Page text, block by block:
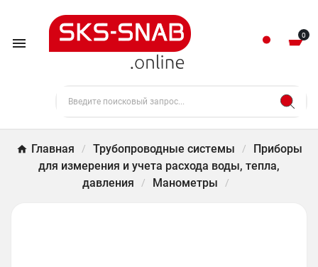
 0
Главная Трубопроводные системы
Приборы
для измерения и учета расхода воды, тепла,
давления
Манометры